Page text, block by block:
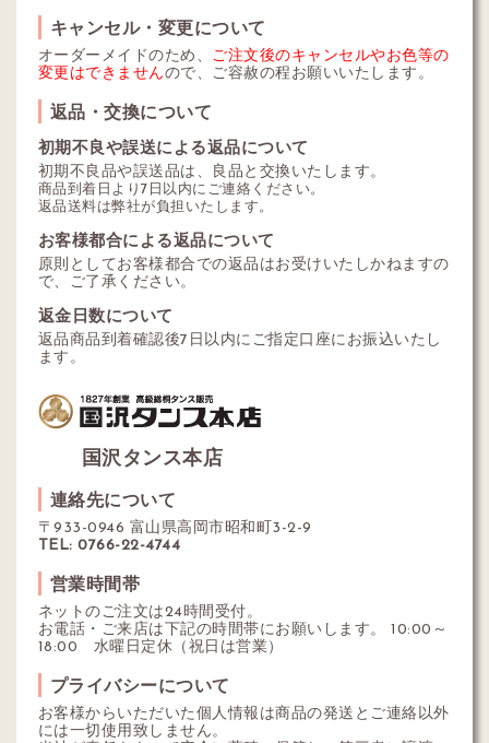
キャンセル・変更について
オーダーメイドのため、 ご注文後のキャンセルやお色等の
変更はできませんので、ご容赦の程お願いいたします。
返品・交換について
初期不良や誤送による返品について
初期不良品や誤送品は、良品と交換いたします。
商品到着日より7日以内にご連絡ください。
返品送料は弊社が負担いたします。
お客様都合による返品について
原則としてお客様都合での返品はお受けいたしかねますの
で、ご了承ください。
返金日数について
返品商品到着確認後7日以内にご指定口座にお振込いたし
ます。
国沢タンス本店
連絡先について
〒933-0946 富山県高岡市昭和町3-2-9
TEL: 0766-22-4744
営業時間帯
ネットのご注文は24時間受付。
お電話・ご来店は下記の時間帯にお願いします。 10:00～
18:00 水曜日定休（祝日は営業）
プライバシーについて
お客様からいただいた個人情報は商品の発送とご連絡以外
には一切使用致しません。